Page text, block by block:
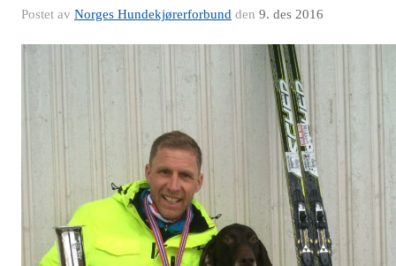
Postet av Norges Hundekjørerforbund den 9. des 2016